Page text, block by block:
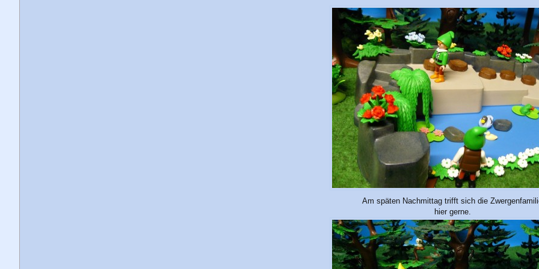
Am späten Nachmittag trifft sich die
hier gerne.